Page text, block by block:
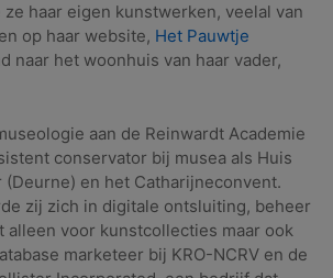
ze haar eigen kunstwerken, veelal van
op haar website, Het Pauwtje
naar het woonhuis van haar vader,
aan de Reinwardt Academie
conservator bij musea als Huis
(Deurne) en het Catharijneconvent.
zij zich in digitale ontsluiting, beheer
alleen voor kunstcollecties maar ook
marketeer bij KRO-NCRV en de